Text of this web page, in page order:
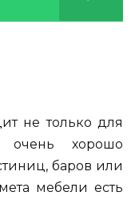
не только для
очень хорошо
баров или
мебели есть